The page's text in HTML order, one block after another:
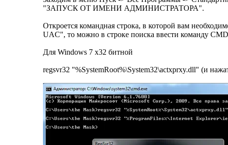
"ЗАПУСК ОТ ИМЕНИ АДМИНИСТРАТОРА".
Откроется командная строка, в которой вам
UAC", то можно в строке поиска ввести команду
Для Windows 7 x32 битной
regsvr32 "%SystemRoot%\System32\actxprxy.dll" (и